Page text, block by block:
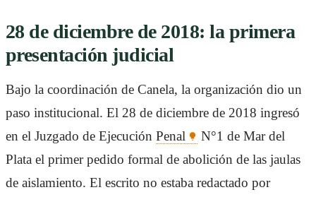
28 de diciembre de 2018: la primera
presentación judicial
Bajo la coordinación de Canela, la organización dio un
paso institucional. El 28 de diciembre de 2018 ingresó
en el Juzgado de Ejecución Penal
N°1 de Mar del
Plata el primer pedido formal de abolición de las jaulas
de aislamiento. El escrito no estaba redactado por